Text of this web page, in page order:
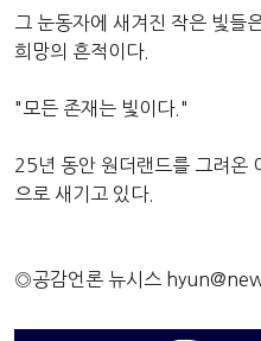
그 눈동자에 새겨진 작은 빛들
희망의 흔적이다.
"모든 존재는 빛이다."
25년 동안 원더랜드를 그려온
으로 새기고 있다.
◎공감언론 뉴시스